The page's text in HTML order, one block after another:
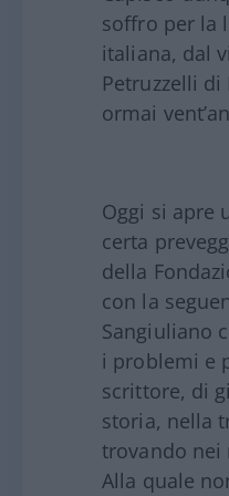
soffro per la
italiana, dal
Petruzzelli di
ormai
Oggi si apre
certa
della
con la
Sangiuliano
i problemi e
scrittore, di
storia, nella
trovando nei
Alla quale